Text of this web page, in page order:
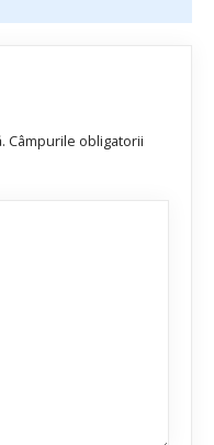
Câmpurile obligatorii